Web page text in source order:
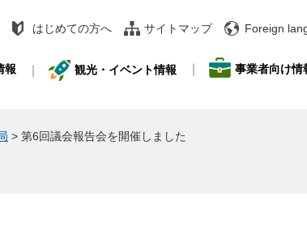
はじめての方へ サイトマップ Foreign
報 観光・イベント情報 事業者向け情
> 第6回議会報告会を開催しました